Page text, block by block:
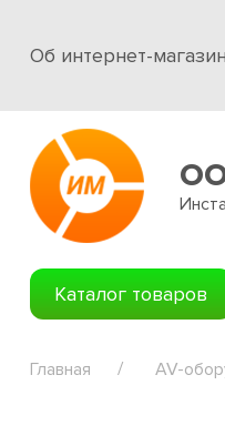
Об интернет-
Каталог товаров
Главная AV-